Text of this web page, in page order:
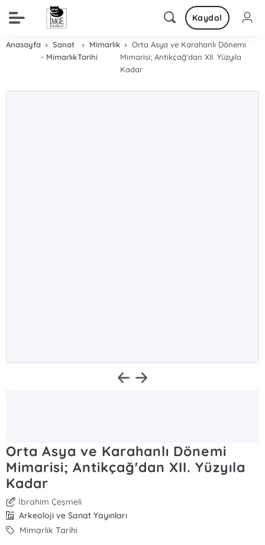
Kaydol
Anasayfa
Sanat
- Mimarlık
Mimarlık
Tarihi
Orta Asya ve Karahanlı Dönemi
Mimarisi; Antikçağ'dan XII. Yüzyıla
Kadar
Orta Asya ve Karahanlı Dönemi
Mimarisi; Antikçağ'dan XII. Yüzyıla
Kadar
İbrahim Çeşmeli
Arkeoloji ve Sanat Yayınları
Mimarlık Tarihi